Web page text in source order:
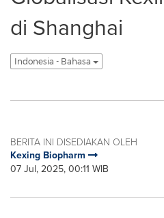
di Shanghai
Indonesia - Bahasa
BERITA INI DISEDIAKAN OLEH
Kexing Biopharm
07 Jul, 2025, 00:11 WIB